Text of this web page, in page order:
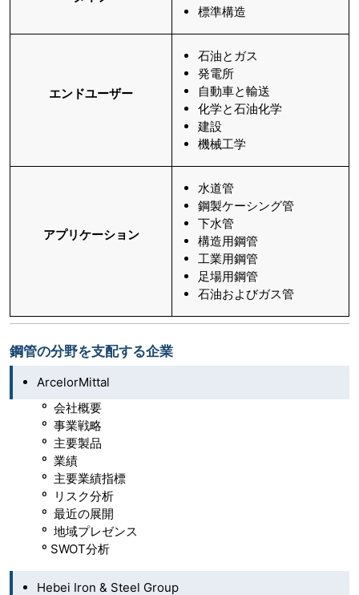
標準構造
エンドユーザー
石油とガス
発電所
自動車と輸送
化学と石油化学
建設
機械工学
アプリケーション
水道管
鋼製ケーシング管
下水管
構造用鋼管
工業用鋼管
足場用鋼管
石油およびガス管
鋼管の分野を支配する企業
ArcelorMittal
º 会社概要
º 事業戦略
º 主要製品
º 業績
º 主要業績指標
º リスク分析
º 最近の展開
º 地域プレゼンス
º SWOT分析
Hebei Iron & Steel Group